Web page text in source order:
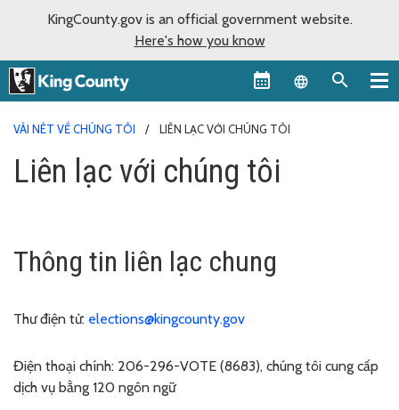
KingCounty.gov is an official government website.
Here's how you know
Language
VÀI NÉT VỀ CHÚNG TÔI LIÊN LẠC VỚI CHÚNG TÔI
Liên lạc với chúng tôi
Thông tin liên lạc chung
Thư điện tử: elections@kingcounty.gov
Điện thoại chính: 206-296-VOTE (8683), chúng tôi cung cấp
dịch vụ bằng 120 ngôn ngữ